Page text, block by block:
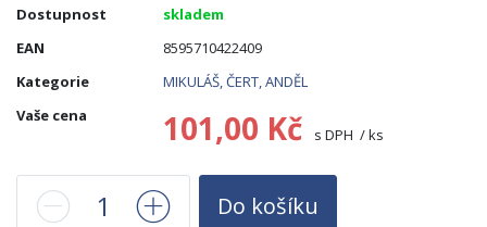
Dostupnost
skladem
EAN
8595710422409
Kategorie
MIKULÁŠ, ČERT, ANDĚL
Vaše cena
101,00 Kč s DPH / ks
Do košíku